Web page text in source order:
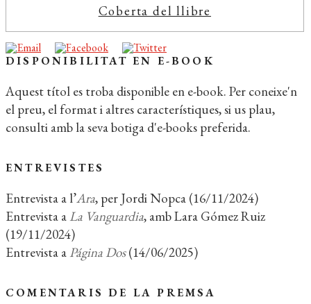
Coberta del llibre
DISPONIBILITAT EN E-BOOK
Aquest títol es troba disponible en e-book. Per coneixe'n
el preu, el format i altres característiques, si us plau,
consulti amb la seva botiga d'e-books preferida.
ENTREVISTES
Entrevista a l’Ara, per Jordi Nopca (16/11/2024)
Entrevista a La Vanguardia, amb Lara Gómez Ruiz
(19/11/2024)
Entrevista a Página Dos(14/06/2025)
COMENTARIS DE LA PREMSA